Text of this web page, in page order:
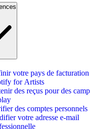
votre pays de facturation
for Artists
des reçus pour des
des comptes personnels
votre adresse e-mail